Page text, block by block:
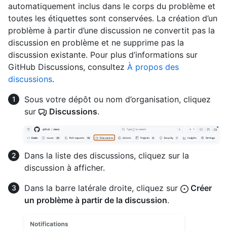
automatiquement inclus dans le corps du problème et
toutes les étiquettes sont conservées. La création d’un
problème à partir d’une discussion ne convertit pas la
discussion en problème et ne supprime pas la
discussion existante. Pour plus d’informations sur
GitHub Discussions, consultez À propos des
discussions.
Sous votre dépôt ou nom d’organisation, cliquez
sur
Discussions.
Dans la liste des discussions, cliquez sur la
discussion à afficher.
Dans la barre latérale droite, cliquez sur
Créer
un problème à partir de la discussion.